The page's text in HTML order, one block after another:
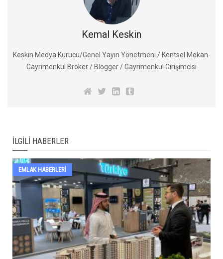
Kemal Keskin
Keskin Medya Kurucu/Genel Yayın Yönetmeni / Kentsel Mekan-
Gayrimenkul Broker / Blogger / Gayrimenkul Girişimcisi
İLGILI HABERLER
EMLAK HABERLERI